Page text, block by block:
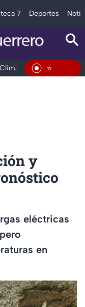
7 Deportes
Clima Deportes En Vivo
y
eléctricas
en